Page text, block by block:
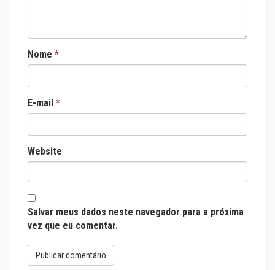
Nome *
E-mail *
Website
Salvar meus dados neste navegador para a próxima
vez que eu comentar.